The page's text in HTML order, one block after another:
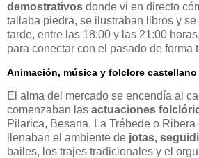
demostrativos donde vi en directo
tallaba piedra, se ilustraban libros y
tarde, entre las 18:00 y las 21:00
para conectar con el pasado de forma
Animación, música y folclore castellano
El alma del mercado se encendía al
comenzaban las actuaciones
Pilarica, Besana, La Trébede o
llenaban el ambiente de jotas,
bailes, los trajes tradicionales y el